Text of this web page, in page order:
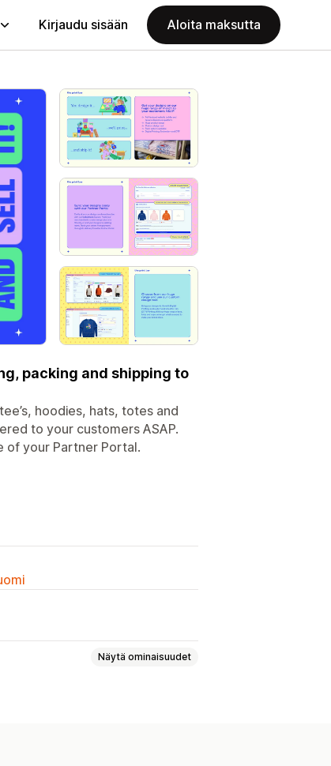
Kirjaudu sisään Aloita maksutta
packing and shipping to
hoodies, hats, totes and
to your customers ASAP.
of your Partner Portal.
Näytä ominaisuudet